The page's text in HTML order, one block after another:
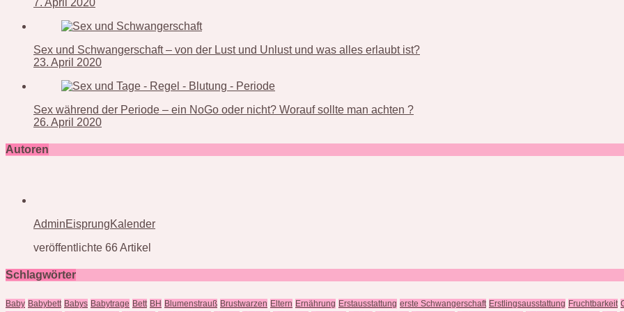
Sex und Schwangerschaft – von der Lust und Unlust und was alles erlaubt ist?
23. April 2020
Sex während der Periode – ein NoGo oder nicht? Worauf sollte man achten ?
26. April 2020
Autoren
AdminEisprungKalender
veröffentlichte 66 Artikel
Schlagwörter
Baby Babybett Babys Babytrage Bett BH Blumenstrauß Brustwarzen Eltern Ernährung Erstausstattung erste Schwangerschaft Erstlingsausstattung Fruchtbarkeit